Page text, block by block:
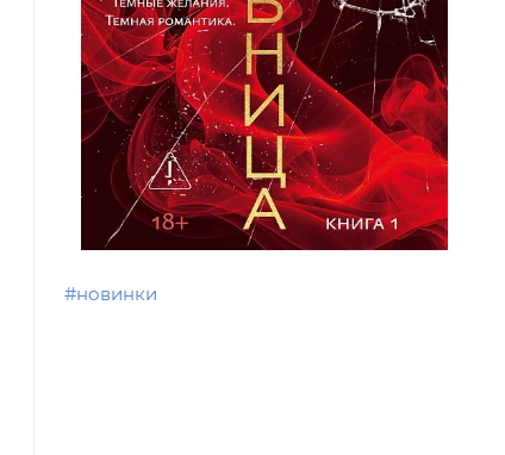
#новинки